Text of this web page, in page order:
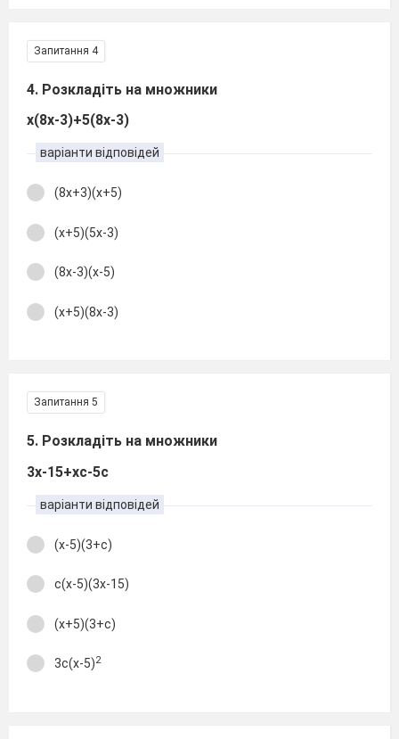
Запитання 4
4. Розкладіть на множники
х(8х-3)+5(8х-3)
варіанти відповідей
(8х+3)(х+5)
(х+5)(5х-3)
(8х-3)(х-5)
(х+5)(8х-3)
Запитання 5
5. Розкладіть на множники
3х-15+хс-5с
варіанти відповідей
(х-5)(3+с)
с(х-5)(3х-15)
(х+5)(3+с)
3с(х-5)2